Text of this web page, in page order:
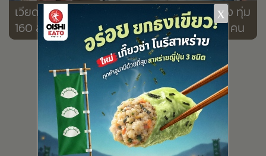
Factcheck
ญี่ปุ่น
Gotomanager
เวียดนามฮือฮา! มหาเศรษฐีอินเดียเลือกญาจาง ทุ่ม
160 ล้านจัดงานแต่ง คาดแขกทะลักกว่า 1,400 คน
689
พ่อเด็กก่อเหตุกราดยิง
ญาติลั่นเอาเรื่องถึงที่
x